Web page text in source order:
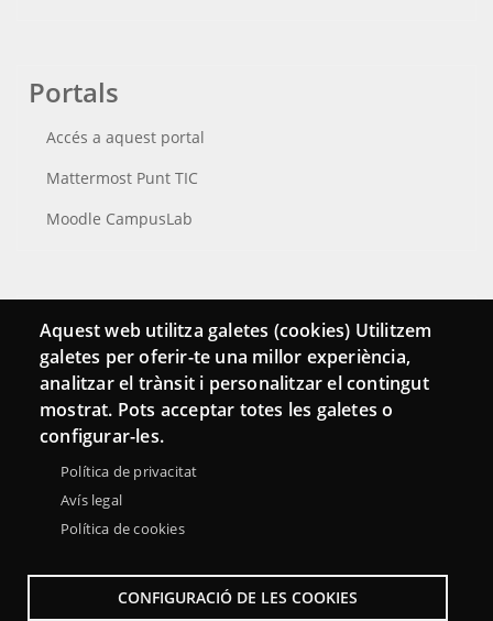
Portals
Accés a aquest portal
Mattermost Punt TIC
Moodle CampusLab
Connecta
Bustia de contacte
Butlletins
Aquest web utilitza galetes (cookies) Utilitzem
galetes per oferir-te una millor experiència,
analitzar el trànsit i personalitzar el contingut
mostrat. Pots acceptar totes les galetes o
configurar-les.
Política de privacitat
Avís legal
Política de cookies
CONFIGURACIÓ DE LES COOKIES